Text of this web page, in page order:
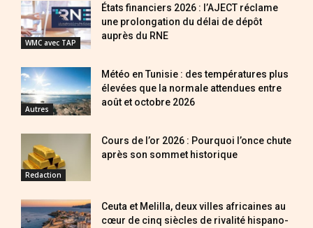
WMC avec TAP
États financiers 2026 : l’AJECT réclame
une prolongation du délai de dépôt
auprès du RNE
Autres
Météo en Tunisie : des températures plus
élevées que la normale attendues entre
août et octobre 2026
Redaction
Cours de l’or 2026 : Pourquoi l’once chute
après son sommet historique
Ceuta et Melilla, deux villes africaines au
cœur de cinq siècles de rivalité hispano-